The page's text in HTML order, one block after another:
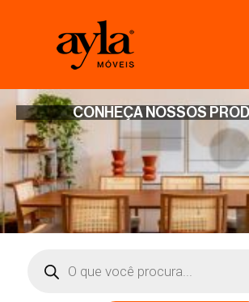
CONHEÇA NOSSOS